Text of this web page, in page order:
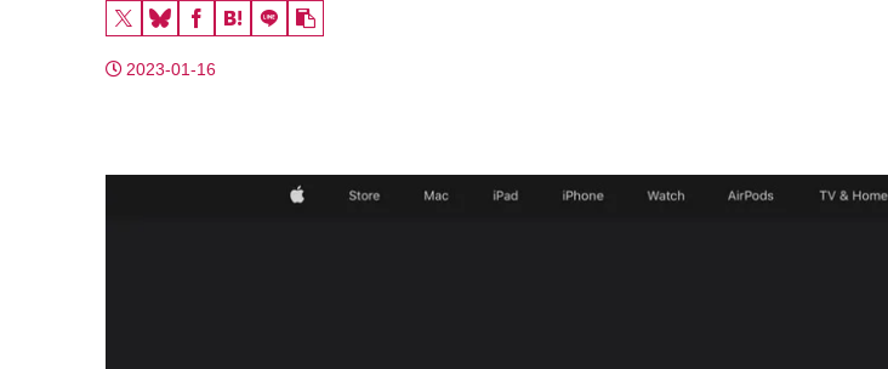
2023-01-16